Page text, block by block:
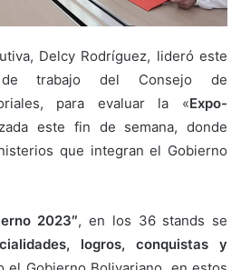
Delcy Rodríguez, lideró este
trabajo del Consejo de
para evaluar la «Expo-
este fin de semana, donde
que integran el Gobierno
2023″, en los 36 stands se
logros, conquistas y